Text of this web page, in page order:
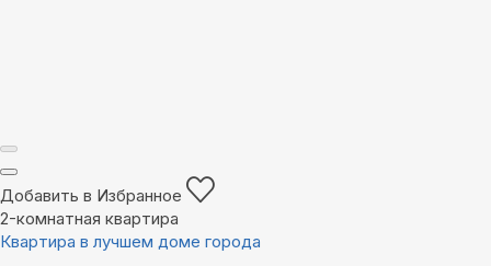
Добавить в Избранное
2-комнатная квартира
Квартира в лучшем доме города